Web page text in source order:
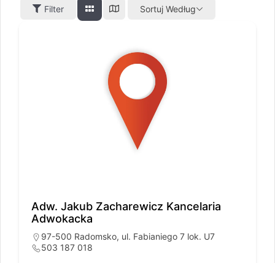
Filter
Sortuj Według
Adw. Jakub Zacharewicz Kancelaria
Adwokacka
97-500 Radomsko, ul. Fabianiego 7 lok. U7
503 187 018